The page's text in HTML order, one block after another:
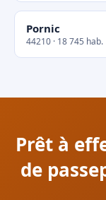
Pornic
44210 · 18 745 hab.
Prêt à
de